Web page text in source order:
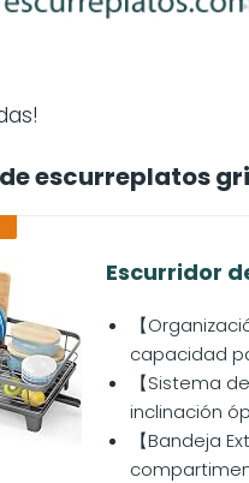
escurreplatos
Escurridor
【
capacidad
【Sistema
inclinación
【Bandeja